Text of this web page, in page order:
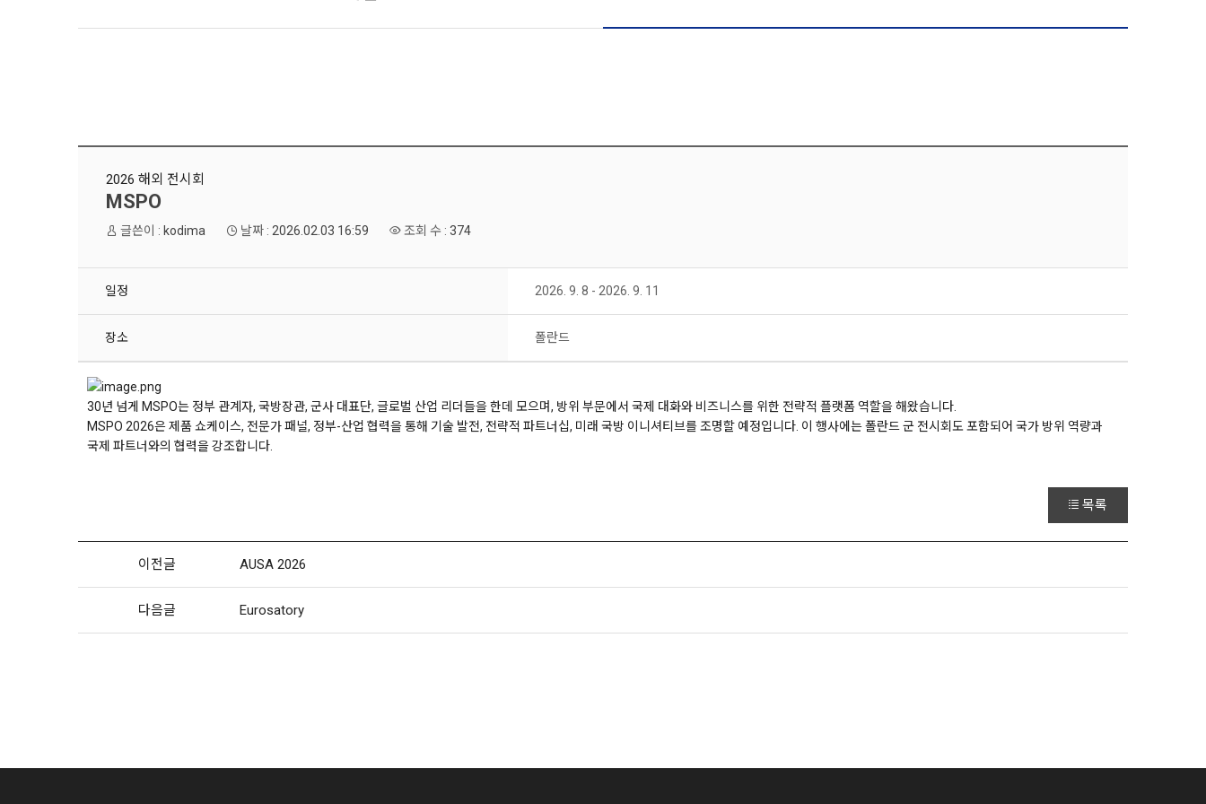
2026 해외 전시회
MSPO
글쓴이 : kodima 날짜 : 2026.02.03 16:59 조회 수 : 374
일정 2026. 9. 8 - 2026. 9. 11
장소 폴란드
30년 넘게 MSPO는 정부 관계자, 국방장관, 군사 대표단, 글로벌 산업 리더들을 한데 모으며, 방위 부문에서 국제 대화와 비즈니스를 위한 전략적 플랫폼 역할을 해왔습니다.
MSPO 2026은 제품 쇼케이스, 전문가 패널, 정부-산업 협력을 통해 기술 발전, 전략적 파트너십, 미래 국방 이니셔티브를 조명할 예정입니다. 이 행사에는 폴란드 군 전시회도 포함되어 국가 방위 역량과
국제 파트너와의 협력을 강조합니다.
목록
이전글 AUSA 2026
다음글 Eurosatory